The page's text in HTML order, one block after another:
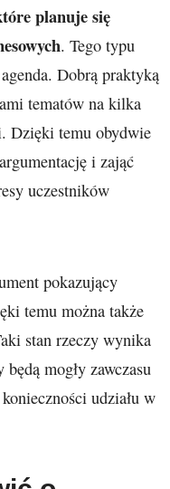
planuje się
. Tego typu
Dobrą praktyką
tematów na kilka
Dzięki temu obydwie
i zająć
uczestników
pokazujący
temu można także
stan rzeczy wynika
mogły zawczasu
udziału w